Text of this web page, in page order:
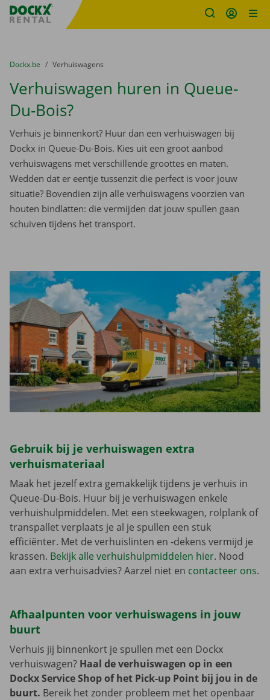
Fratello DEMO
U bevindt zich hier:
van
Dockx.be naar
Verhuiswagens
Verhuiswagen huren in Queue-
Du-Bois?
Verhuis je binnenkort? Huur dan een verhuiswagen bij
Dockx in Queue-Du-Bois. Kies uit een groot aanbod
verhuiswagens met verschillende groottes en maten.
Wedden dat er eentje tussenzit die perfect is voor jouw
situatie? Bovendien zijn alle verhuiswagens voorzien van
houten bindlatten: die vermijden dat jouw spullen gaan
schuiven tijdens het transport.
Gebruik bij je verhuiswagen extra
verhuismateriaal
Maak het jezelf extra gemakkelijk tijdens je verhuis in
Queue-Du-Bois. Huur bij je verhuiswagen enkele
verhuishulpmiddelen. Met een steekwagen, rolplank of
transpallet verplaats je al je spullen een stuk
efficiënter. Met de verhuislinten en -dekens vermijd je
krassen. Bekijk alle verhuishulpmiddelen hier. Nood
aan extra verhuisadvies? Aarzel niet en contacteer ons.
Afhaalpunten voor verhuiswagens in jouw
buurt
Verhuis jij binnenkort je spullen met een Dockx
verhuiswagen? Haal de verhuiswagen op in een
Dockx Service Shop of het Pick-up Point bij jou in de
buurt. Bereik het zonder probleem met het openbaar